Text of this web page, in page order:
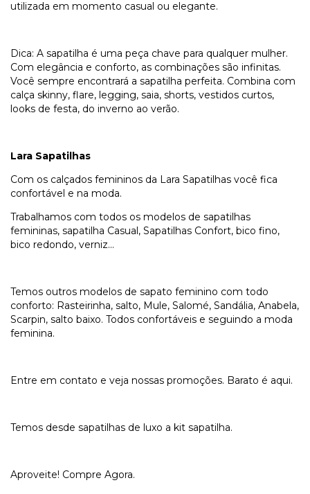
utilizada em momento casual ou elegante.
Dica: A sapatilha é uma peça chave para qualquer mulher.
Com elegância e conforto, as combinações são infinitas.
Você sempre encontrará a sapatilha perfeita. Combina com
calça skinny, flare, legging, saia, shorts, vestidos curtos,
looks de festa, do inverno ao verão.
Lara Sapatilhas
Com os calçados femininos da Lara Sapatilhas você fica
confortável e na moda.
Trabalhamos com todos os modelos de sapatilhas
femininas, sapatilha Casual, Sapatilhas Confort, bico fino,
bico redondo, verniz...
Temos outros modelos de sapato feminino com todo
conforto: Rasteirinha, salto, Mule, Salomé, Sandália, Anabela,
Scarpin, salto baixo. Todos confortáveis e seguindo a moda
feminina.
Entre em contato e veja nossas promoções. Barato é aqui.
Temos desde sapatilhas de luxo a kit sapatilha.
Aproveite! Compre Agora.